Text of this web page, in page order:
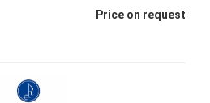
Price on request